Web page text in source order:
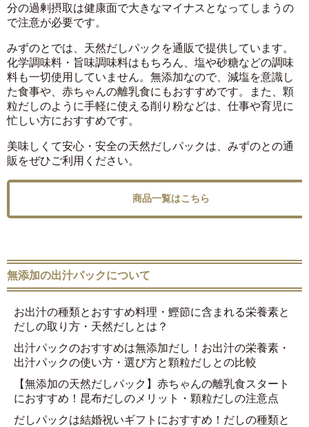
分の過剰摂取は健康面で大きなマイナスとなってしまうの
で注意が必要です。
みずのとでは、天然だしパックを通販で提供しています。
化学調味料・旨味調味料はもちろん、塩や砂糖などの調味
料も一切使用していません。無添加なので、減塩を意識し
た食事や、赤ちゃんの離乳食にもおすすめです。また、顆
粒だしのように手軽に使える削り粉などは、仕事や育児に
忙しい方におすすめです。
美味しくて安心・安全の天然だしパックは、みずのとの通
販をぜひご利用ください。
商品一覧はこちら
無添加の出汁パックについて
お出汁の種類とおすすめ料理・鰹節に含まれる栄養素と
だしの取り方・天然だしとは？
出汁パックのおすすめは無添加だし！お出汁の栄養素・
出汁パックの使い方・選び方と顆粒だしとの比較
【無添加の天然だしパック】赤ちゃんの離乳食スタート
におすすめ！昆布だしのメリット・顆粒だしの注意点
だしパックは結婚祝いギフトにおすすめ！だしの種類と